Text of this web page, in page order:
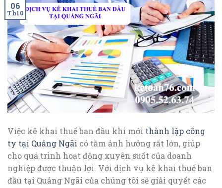
06
Th10
Việc kê khai thuế ban đầu khi mới thành lập công
ty tại Quảng Ngãi có tầm ảnh hưởng rất lớn, giúp
cho quá trình hoạt động xuyên suốt của doanh
nghiệp được thuận lợi. Với dịch vụ kê khai thuế ban
đầu tại Quảng Ngãi của chúng tôi sẽ giải quyết các